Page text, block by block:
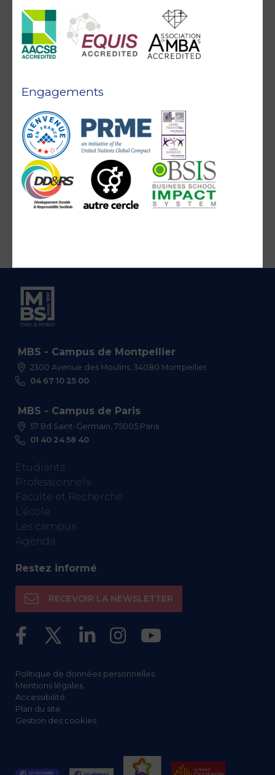
Engagements
MBS - Campus de Montpellier
2300 Avenue des Moulins, 34080 Montpellier
04 67 10 25 00
MBS - Campus de Paris
57 Bd Saint-Germain, 75005 Paris
01 40 24 58 40
Etudiants
Professionnels
Faculté et Recherche
L’école
Les campus
Agenda
Restez informé
RECEVOIR LA NEWSLETTER
Politique de données personnelles
Mentions légales
Accessibilité
Plan du site
Gestion des cookies